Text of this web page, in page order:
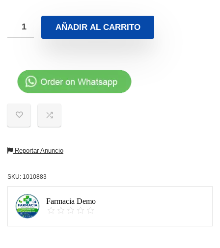
AÑADIR AL CARRITO
Reportar Anuncio
SKU: 1010883
Farmacia Demo